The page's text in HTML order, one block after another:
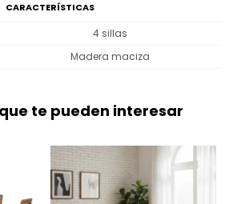
CARACTERÍSTICAS
4 sillas
Madera maciza
te pueden interesar